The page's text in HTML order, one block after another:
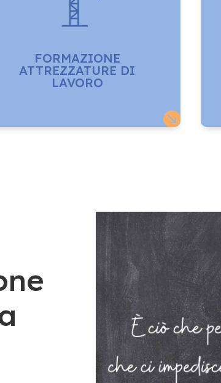
FORMAZIONE
ATTREZZATURE DI
LAVORO
